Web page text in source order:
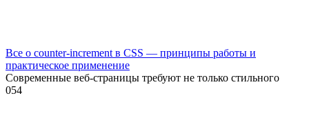
Все о counter-increment в CSS — принципы работы и
практическое применение
Современные веб-страницы требуют не только стильного
054